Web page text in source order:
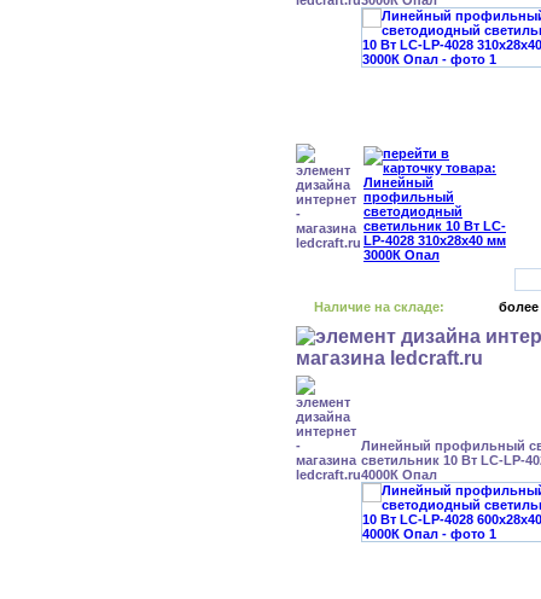
Наличие на складе: более
Линейный профильный
светильник 10 Вт LC-LP-
4000К Опал